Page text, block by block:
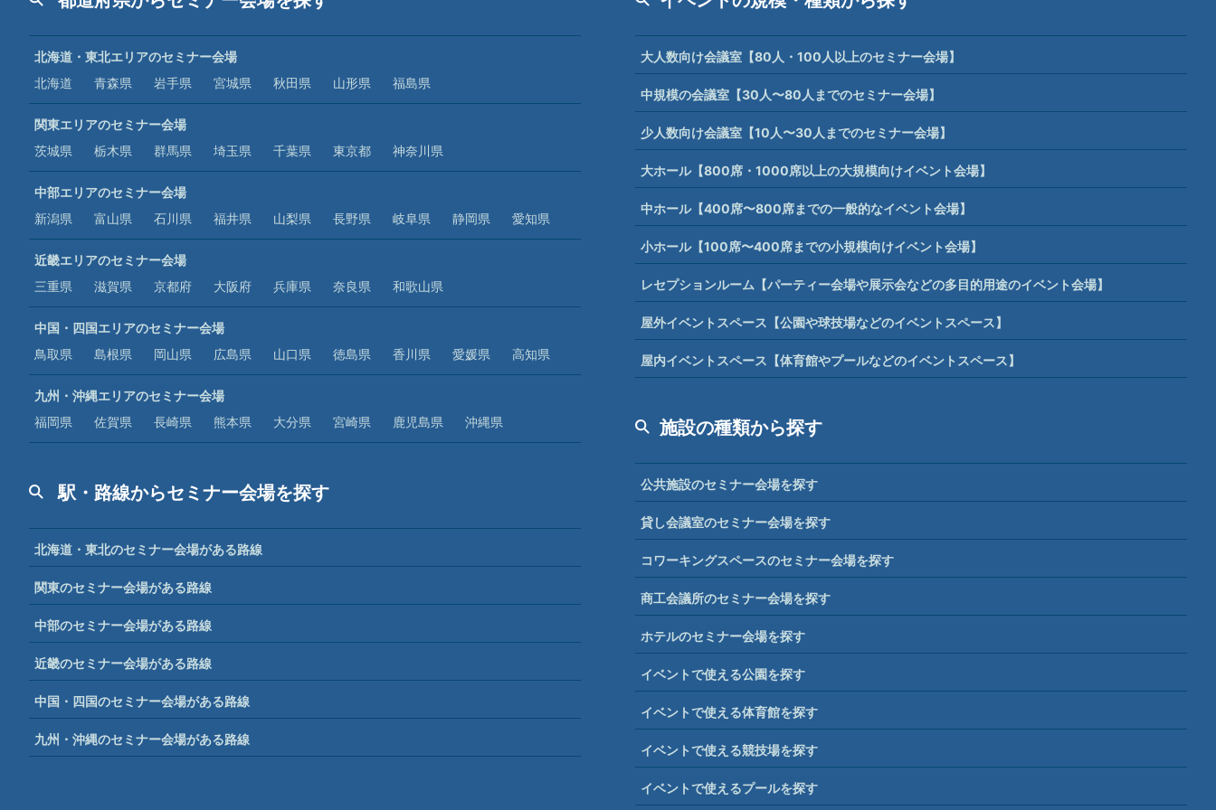
北海道・東北エリアのセミナー会場
北海道
青森県 岩手県 宮城県 秋田県 山形県 福島県
関東エリアのセミナー会場
茨城県
栃木県 群馬県 埼玉県 千葉県 東京都 神奈川県
中部エリアのセミナー会場
新潟県
富山県 石川県 福井県 山梨県 長野県 岐阜県 静岡県 愛知県
近畿エリアのセミナー会場
三重県
滋賀県 京都府 大阪府 兵庫県 奈良県 和歌山県
中国・四国エリアのセミナー会場
鳥取県
島根県 岡山県 広島県 山口県 徳島県 香川県 愛媛県 高知県
九州・沖縄エリアのセミナー会場
福岡県
佐賀県 長崎県 熊本県 大分県 宮崎県 鹿児島県 沖縄県
駅・路線からセミナー会場を探す
北海道・東北のセミナー会場がある路線
関東のセミナー会場がある路線
中部のセミナー会場がある路線
近畿のセミナー会場がある路線
中国・四国のセミナー会場がある路線
九州・沖縄のセミナー会場がある路線
大人数向け会議室【80人・100人以上のセミナー会場】
中規模の会議室【30人〜80人までのセミナー会場】
少人数向け会議室【10人〜30人までのセミナー会場】
大ホール【800席・1000席以上の大規模向けイベント会場】
中ホール【400席〜800席までの一般的なイベント会場】
小ホール【100席〜400席までの小規模向けイベント会場】
レセプションルーム【パーティー会場や展示会などの多目的用途のイベント会場】
屋外イベントスペース【公園や球技場などのイベントスペース】
屋内イベントスペース【体育館やプールなどのイベントスペース】
施設の種類から探す
公共施設のセミナー会場を探す
貸し会議室のセミナー会場を探す
コワーキングスペースのセミナー会場を探す
商工会議所のセミナー会場を探す
ホテルのセミナー会場を探す
イベントで使える公園を探す
イベントで使える体育館を探す
イベントで使える競技場を探す
イベントで使えるプールを探す